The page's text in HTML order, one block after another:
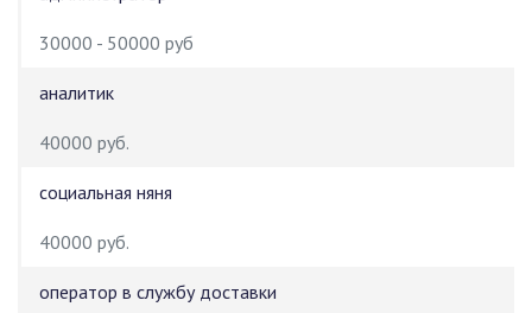
30000 - 50000 руб
аналитик
40000 руб.
социальная няня
40000 руб.
оператор в службу доставки